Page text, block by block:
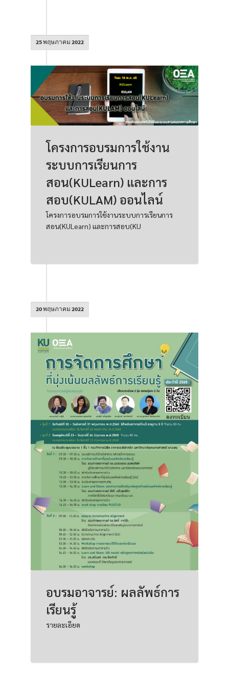
25 พฤษภาคม 2022
โครงการอบรมการใช้งาน
ระบบการเรียนการ
สอน(KULearn) และการ
สอบ(KULAM) ออนไลน์
โครงการอบรมการใช้งานระบบการเรียนการ
สอน(KULearn) และการสอบ(KU
20 พฤษภาคม 2022
อบรมอาจารย์: ผลลัพธ์การ
เรียนรู้
รายละเอียด